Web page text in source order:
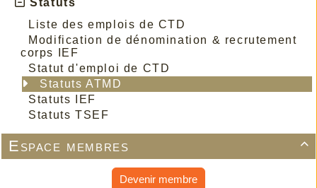
Statuts
Liste des emplois de CTD
Modification de dénomination & recrutement
corps IEF
Statut d'emploi de CTD
Statuts ATMD
Statuts IEF
Statuts TSEF

Espace membres
Devenir membre